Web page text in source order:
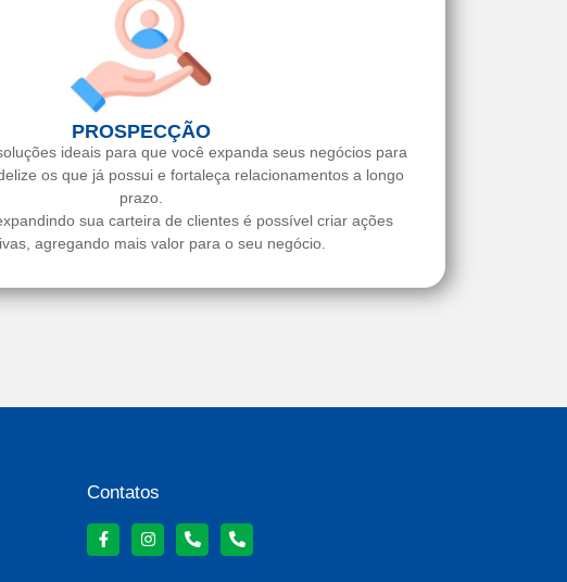
PROSPECÇÃO
ideais para que você expanda seus negócios para
os que já possui e fortaleça relacionamentos a longo
prazo.
sua carteira de clientes é possível criar ações
agregando mais valor para o seu negócio.
Contatos